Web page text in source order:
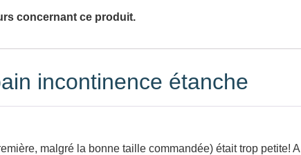
concernant ce produit.
incontinence étanche
malgré la bonne taille commandée) était trop petite!